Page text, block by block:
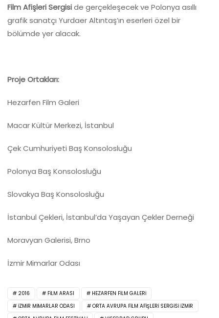
FilmAfişleri Sergiside gerçekleşecek ve Polonya asıllı
grafik sanatçı Yurdaer Altıntaş’ın eserleri özel bir
bölümde yer alacak.
Proje Ortakları:
Hezarfen Film Galeri
Macar Kültür Merkezi, İstanbul
Çek Cumhuriyeti Baş Konsolosluğu
Polonya Baş Konsolosluğu
Slovakya Baş Konsolosluğu
İstanbul Çekleri, İstanbul’da Yaşayan Çekler Derneği
Moravyan Galerisi, Brno
İzmir Mimarlar Odası
2016 FILM ARASI
HEZARFEN FILM GALERI
İZMIR MIMARLAR ODASI
ORTA AVRUPA FILM AFIŞLERI SERGISI İZMIR